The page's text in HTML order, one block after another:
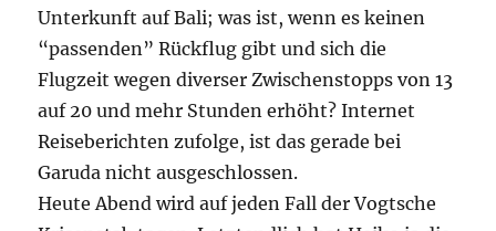
Unterkunft auf Bali; was ist, wenn es keinen
“passenden” Rückflug gibt und sich die
Flugzeit wegen diverser Zwischenstopps von 13
auf 20 und mehr Stunden erhöht? Internet
Reiseberichten zufolge, ist das gerade bei
Garuda nicht ausgeschlossen.
Heute Abend wird auf jeden Fall der Vogtsche